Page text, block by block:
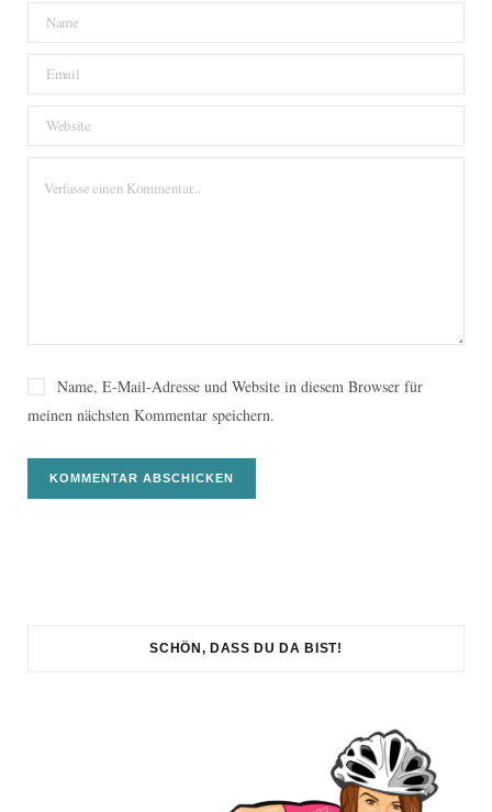
Name, E-Mail-Adresse und Website in diesem Browser für
meinen nächsten Kommentar speichern.
SCHÖN, DASS DU DA BIST!